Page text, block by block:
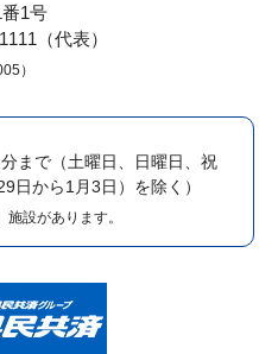
1号
（代表）
）
まで （土曜日、日曜日、祝
日から1月3日）を除く）
設があります。